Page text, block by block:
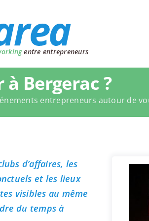
entre entrepreneurs
Bergerac ?
entrepreneurs autour de
d’affaires, les
et les lieux
visibles au même
du temps à